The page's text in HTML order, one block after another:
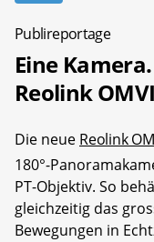
Publireportage
Eine
Reolink
Die neue Reolink
180°-
PT-Objektiv. So
gleichzeitig das
Bewegungen in